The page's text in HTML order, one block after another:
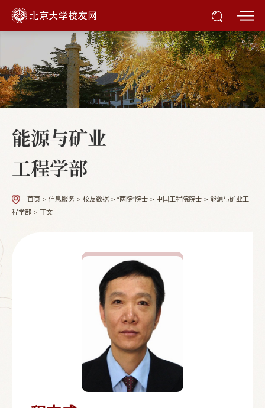
能源与矿业
工程学部
首页 > 信息服务 > 校友数据 > “两院”院士 > 中国工程院院士 > 能源与矿业工
程学部 > 正文